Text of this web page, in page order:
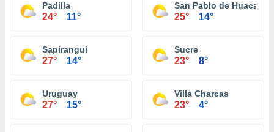
Padilla
24° 11°
San Pablo de Huacareta
25° 14°
Sapirangui
27° 14°
Sucre
23° 8°
Uruguay
27° 15°
Villa Charcas
23° 4°